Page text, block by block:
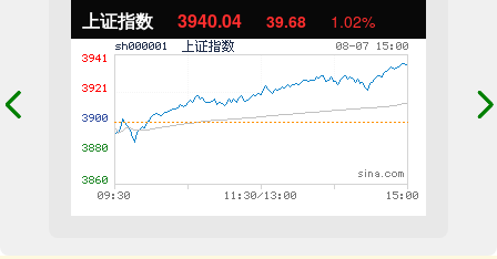
上证指数 3940.04 39.68 1.02%